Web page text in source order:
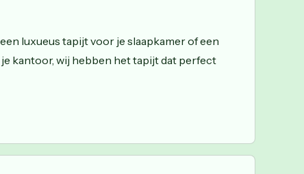
luxueus tapijt voor je slaapkamer of een
kantoor, wij hebben het tapijt dat perfect